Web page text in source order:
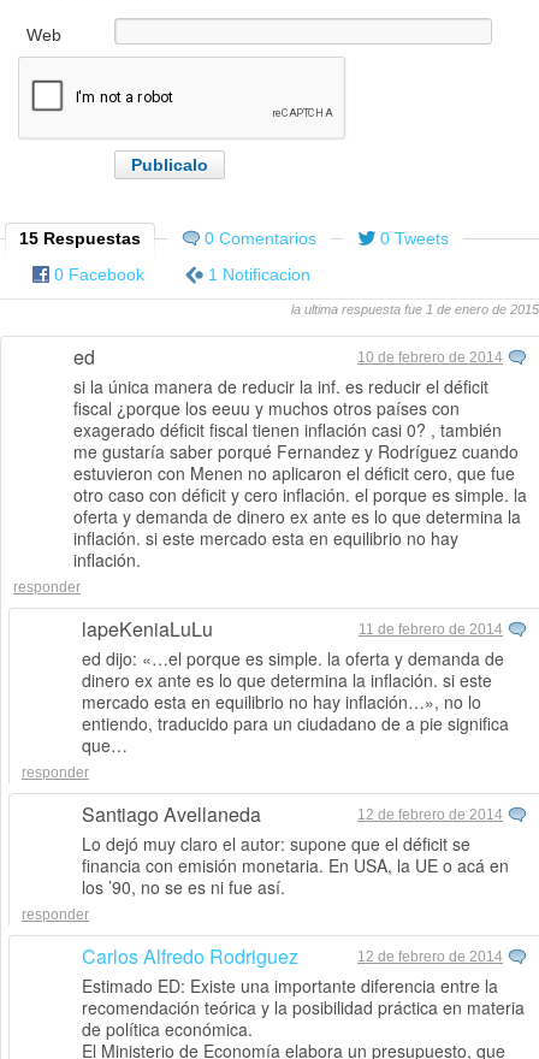
Web
15 Respuestas 0 Comentarios
0 Tweets
0 Facebook
1 Notificacion
la ultima respuesta fue 1 de enero de 2015
ed 10 de febrero de 2014
si la única manera de reducir la inf. es reducir el déficit
fiscal ¿porque los eeuu y muchos otros países con
exagerado déficit fiscal tienen inflación casi 0? , también
me gustaría saber porqué Fernandez y Rodríguez cuando
estuvieron con Menen no aplicaron el déficit cero, que fue
otro caso con déficit y cero inflación. el porque es simple. la
oferta y demanda de dinero ex ante es lo que determina la
inflación. si este mercado esta en equilibrio no hay
inflación.
responder
lapeKeniaLuLu 11 de febrero de 2014
ed dijo: «…el porque es simple. la oferta y demanda de
dinero ex ante es lo que determina la inflación. si este
mercado esta en equilibrio no hay inflación…», no lo
entiendo, traducido para un ciudadano de a pie significa
que…
responder
Santiago Avellaneda 12 de febrero de 2014
Lo dejó muy claro el autor: supone que el déficit se
financia con emisión monetaria. En USA, la UE o acá en
los ’90, no se es ni fue así.
responder
Carlos Alfredo Rodriguez 12 de febrero de 2014
Estimado ED: Existe una importante diferencia entre la
recomendación teórica y la posibilidad práctica en materia
de política económica.
El Ministerio de Economía elabora un presupuesto, que